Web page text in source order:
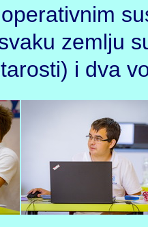
zemlju
i dva